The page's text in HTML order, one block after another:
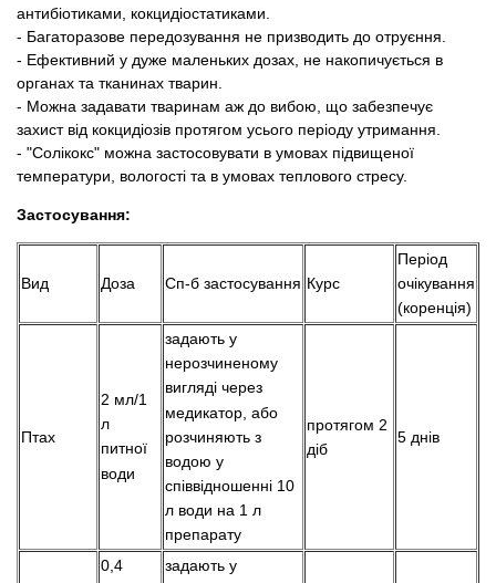
антибіотиками, кокцидіостатиками.
- Багаторазове передозування не призводить до отруєння.
- Ефективний у дуже маленьких дозах, не накопичується в
органах та тканинах тварин.
- Можна задавати тваринам аж до вибою, що забезпечує
захист від кокцидіозів протягом усього періоду утримання.
- "Солікокс" можна застосовувати в умовах підвищеної
температури, вологості та в умовах теплового стресу.
Застосування:
Вид Доза Сп-б застосування Курс
Період
очікування
(коренція)
Птах
2 мл/1
л
питної
води
задають у
нерозчиненому
вигляді через
медикатор, або
розчиняють з
водою у
співвідношенні 10
л води на 1 л
препарату
протягом 2
діб
5 днів
0,4
задають у